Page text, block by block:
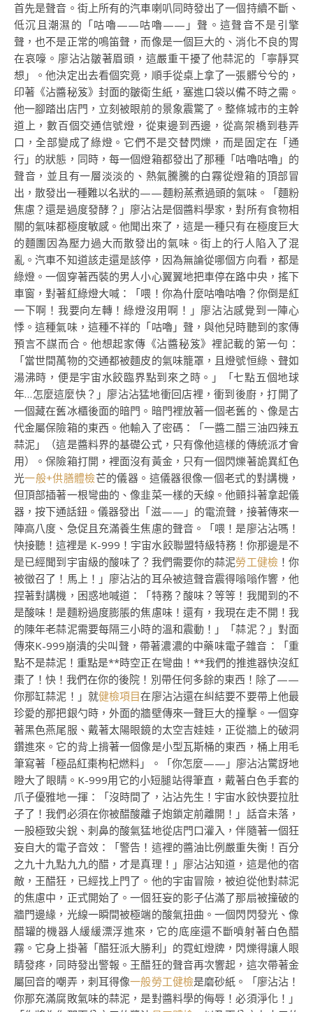
首先是聲音。街上所有的汽車喇叭同時發出了一個持續不斷、
低沉且潮濕的「咕嚕——咕嚕——」聲。這聲音不是引擎
聲，也不是正常的鳴笛聲，而像是一個巨大的、消化不良的胃
在哀嚎。廖沾沾皺著眉頭，這嚴重干擾了他蒜泥的「寧靜冥
想」。他決定出去看個究竟，順手從桌上拿了一張髒兮兮的，
印著《沾醬秘笈》封面的皺衛生紙，塞進口袋以備不時之需。
他一腳踏出店門，立刻被眼前的景象震驚了。整條城市的主幹
道上，數百個交通信號燈，從東邊到西邊，從高架橋到巷弄
口，全部變成了綠燈。它們不是交替閃爍，而是固定在「通
行」的狀態，同時，每一個燈箱都發出了那種「咕嚕咕嚕」的
聲音，並且有一層淡淡的、熱氣騰騰的白霧從燈箱的頂部冒
出，散發出一種難以名狀的——麵粉蒸煮過頭的氣味。「麵粉
焦慮？還是過度發酵？」廖沾沾是個醬料學家，對所有食物相
關的氣味都極度敏感。他聞出來了，這是一種只有在極度巨大
的麵團因為壓力過大而散發出的氣味。街上的行人陷入了混
亂。汽車不知道該走還是該停，因為無論從哪個方向看，都是
綠燈。一個穿著西裝的男人小心翼翼地把車停在路中央，搖下
車窗，對著紅綠燈大喊：「喂！你為什麼咕嚕咕嚕？你倒是紅
一下啊！我要向左轉！綠燈沒用啊！」廖沾沾感覺到一陣心
悸。這種氣味，這種不祥的「咕嚕」聲，與他兒時聽到的家傳
預言不謀而合。他想起家傳《沾醬秘笈》裡記載的第一句：
「當世間萬物的交通都被麵皮的氣味籠罩，且燈號恒綠、聲如
湯沸時，便是宇宙水餃臨界點到來之時。」「七點五個地球
年…怎麼這麼快？」廖沾沾猛地衝回店裡，衝到後廚，打開了
一個藏在舊冰櫃後面的暗門。暗門裡放著一個老舊的、像是古
代金屬保險箱的東西。他輸入了密碼：「一醬二醋三油四辣五
蒜泥」（這是醬料界的基礎公式，只有像他這樣的傳統派才會
用）。保險箱打開，裡面沒有黃金，只有一個閃爍著詭異紅色
光一般+供膳體檢芒的儀器。這儀器很像一個老式的對講機，
但頂部插著一根彎曲的、像韭菜一樣的天線。他顫抖著拿起儀
器，按下通話鈕。儀器發出「滋——」的電流聲，接著傳來一
陣高八度、急促且充滿養生焦慮的聲音。「喂！是廖沾沾嗎！
快接聽！這裡是 K-999！宇宙水餃聯盟特級特務！你那邊是不
是已經聞到宇宙級的酸味了？我們需要你的蒜泥勞工健檢！你
被徵召了！馬上！」廖沾沾的耳朵被這聲音震得嗡嗡作響，他
捏著對講機，困惑地喊道：「特務？酸味？等等！我聞到的不
是酸味！是麵粉過度膨脹的焦慮味！還有，我現在走不開！我
的陳年老蒜泥需要每隔三小時的溫和震動！」「蒜泥？」對面
傳來K-999崩潰的尖叫聲，帶著濃濃的中藥味電子雜音：「重
點不是蒜泥！重點是**時空正在彎曲！**我們的推進器快沒紅
棗了！快！我們在你的後院！別帶任何多餘的東西！除了——
你那缸蒜泥！」就健檢項目在廖沾沾還在糾結要不要帶上他最
珍愛的那把銀勺時，外面的牆壁傳來一聲巨大的撞擊。一個穿
著黑色燕尾服、戴著太陽眼鏡的太空吉娃娃，正從牆上的破洞
鑽進來。它的背上揹著一個像是小型瓦斯桶的東西，桶上用毛
筆寫著「極品紅棗枸杞燃料」。「你怎麼——」廖沾沾驚訝地
瞪大了眼睛。K-999用它的小短腿站得筆直，戴著白色手套的
爪子優雅地一揮：「沒時間了，沾沾先生！宇宙水餃快要拉肚
子了！我們必須在你被醋酸離子炮鎖定前離開！」話音未落，
一股極致尖銳、刺鼻的酸氣猛地從店門口灌入，伴隨著一個狂
妄自大的電子音效：「警告！這裡的醬油比例嚴重失衡！百分
之九十九點九九的醋，才是真理！」廖沾沾知道，這是他的宿
敵，王醋狂，已經找上門了。他的宇宙冒險，被迫從他對蒜泥
的焦慮中，正式開始了。一個狂妄的影子佔滿了那扇被撞破的
牆門邊緣，光線一瞬間被極端的酸氣扭曲。一個閃閃發光、像
醋罐的機器人緩緩漂浮進來，它的底座還不斷噴射著白色醋
霧。它身上掛著「醋狂派大勝利」的霓虹燈牌，閃爍得讓人眼
睛發疼，同時發出警報。王醋狂的聲音再次響起，這次帶著金
屬回音的嘲弄，刺耳得像一般勞工健檢是磨砂紙。「廖沾沾！
你那充滿腐敗氣味的蒜泥，是對醬料學的侮辱！必須淨化！」